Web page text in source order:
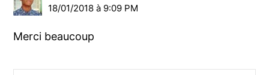
18/01/2018 à 9:09 PM
Merci beaucoup